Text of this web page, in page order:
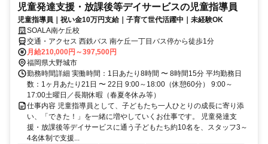
児童発達支援・放課後等デイサービスの児童指導員
児童指導員｜祝い金10万円支給｜子育て世代活躍中｜未経験OK
SOALA南ケ丘校
交通・アクセス 西鉄バス 南ケ丘一丁目バス停から徒歩1分
月給210,000円～397,500円
福岡県大野城市
勤務時間詳細 実働時間：1日あたり8時間 〜 8時間15分 平均勤務日
数：1ヶ月あたり21日 〜 22日 9:00～18:00（休憩60分） 9:00～
17:00土曜日／長期休暇（春夏冬休み等）
仕事内容 児童指導員として、子どもたち一人ひとりの成長に寄り添
い、「できた！」を一緒に増やしていくお仕事です。 児童発達支
援・放課後等デイサービスに通う子どもたち約10名を、スタッフ3～
4名体制で支援...